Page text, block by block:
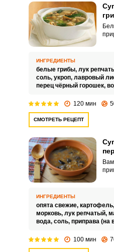
ИНГРЕДИЕНТЫ
белые грибы, лук
соль, укроп, лавровый
перец чёрный горошек,
120 мин
СМОТРЕТЬ РЕЦЕПТ
ИНГРЕДИЕНТЫ
опята свежие, картофель,
морковь, лук репчатый,
вода, соль, приправа (на
100 мин